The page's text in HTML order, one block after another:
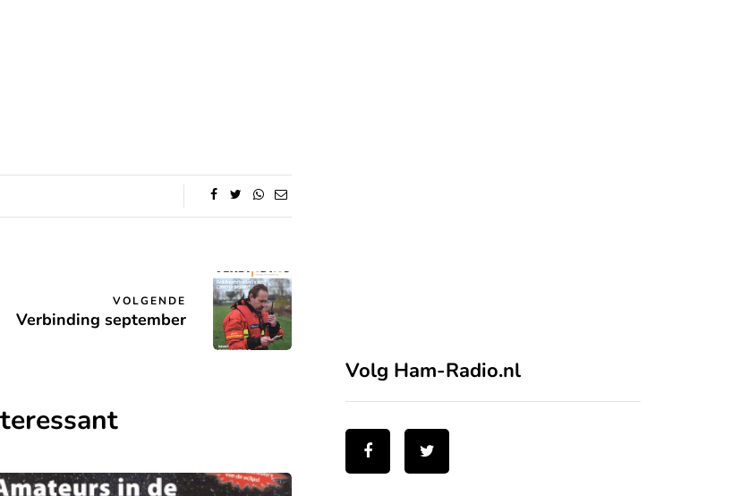
VOLGENDE
Verbinding september
Volg Ham-Radio.nl